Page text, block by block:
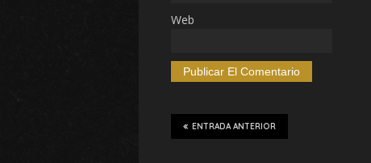
Web
ENTRADA ANTERIOR